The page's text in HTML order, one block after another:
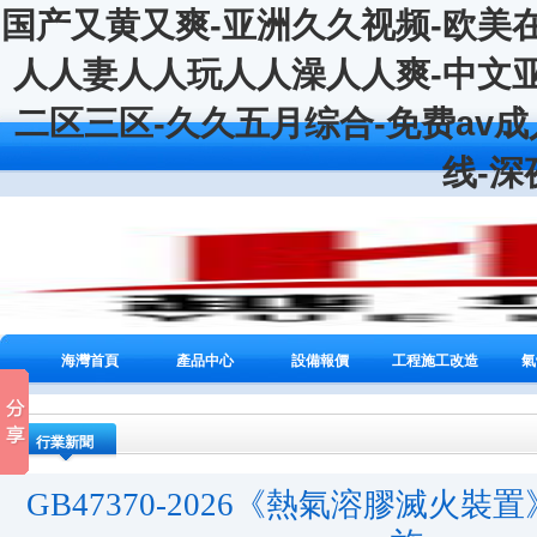
国产又黄又爽-亚洲久久视频-欧美
人人妻人人玩人人澡人人爽-中文
二区三区-久久五月综合-免费av
线-深
海灣首頁 產品中心 設備報價 工程施工改造
行業新聞
GB47370-2026《熱氣溶膠滅火裝